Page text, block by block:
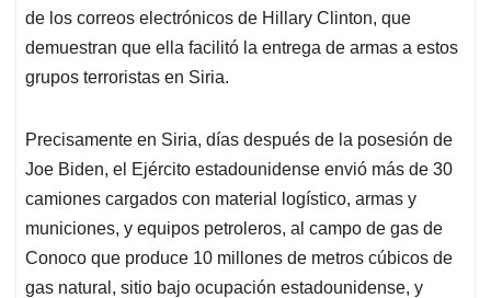
de los correos electrónicos de Hillary Clinton, que
demuestran que ella facilitó la entrega de armas a estos
grupos terroristas en Siria.
Precisamente en Siria, días después de la posesión de
Joe Biden, el Ejército estadounidense envió más de 30
camiones cargados con material logístico, armas y
municiones, y equipos petroleros, al campo de gas de
Conoco que produce 10 millones de metros cúbicos de
gas natural, sitio bajo ocupación estadounidense, y